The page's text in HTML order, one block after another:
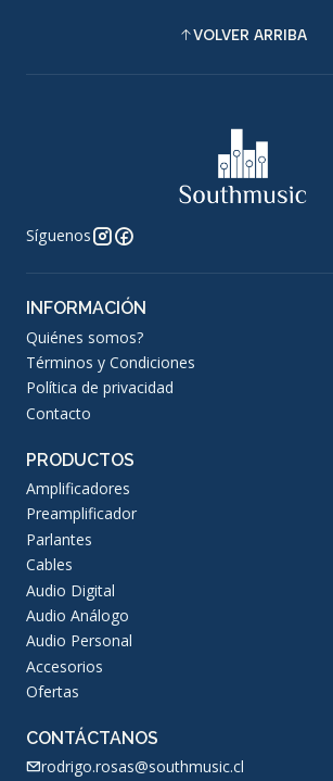
VOLVER ARRIBA
Síguenos
INFORMACIÓN
Quiénes somos?
Términos y Condiciones
Política de privacidad
Contacto
PRODUCTOS
Amplificadores
Preamplificador
Parlantes
Cables
Audio Digital
Audio Análogo
Audio Personal
Accesorios
Ofertas
CONTÁCTANOS
rodrigo.rosas@southmusic.cl